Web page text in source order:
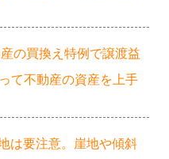
の買換え特例で譲渡益
て不動産の資産を上手
は要注意。崖地や傾斜